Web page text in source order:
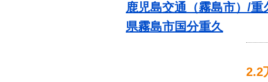
鹿児島交通（霧島市）/
県霧島市国分重久
2.2